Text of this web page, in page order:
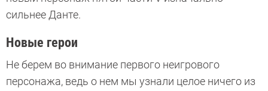
сильнее Данте.
Новые герои
Не берем во внимание первого неигрового
персонажа, ведь о нем мы узнали целое ничего из